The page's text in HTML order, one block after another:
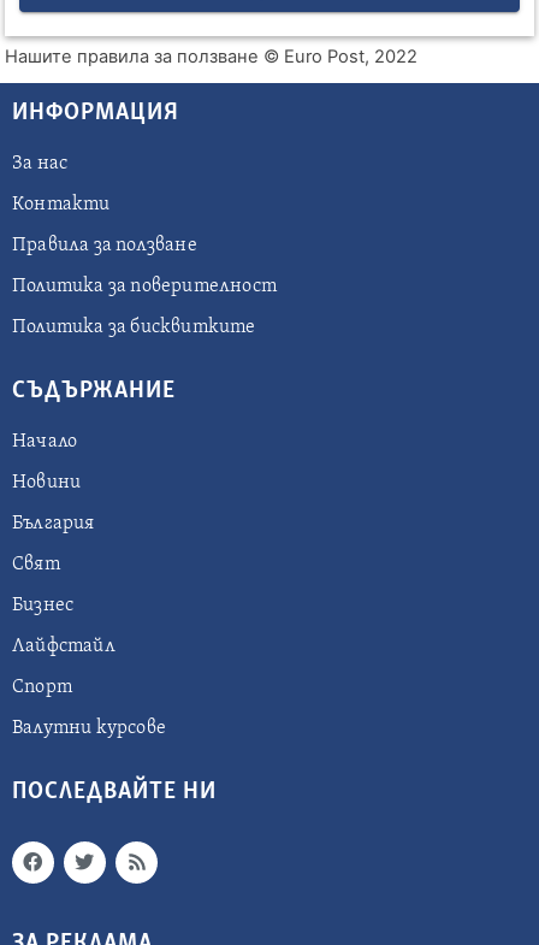
Нашите правила за ползване © Euro Post, 2022
ИНФОРМАЦИЯ
За нас
Контакти
Правила за ползване
Политика за поверителност
Политика за бисквитките
СЪДЪРЖАНИЕ
Начало
Новини
България
Свят
Бизнес
Лайфстайл
Спорт
Валутни курсове
ПОСЛЕДВАЙТЕ НИ